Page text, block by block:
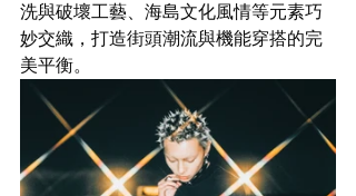
洗與破壞工藝、海島文化風情等元素巧
妙交織，打造街頭潮流與機能穿搭的完
美平衡。